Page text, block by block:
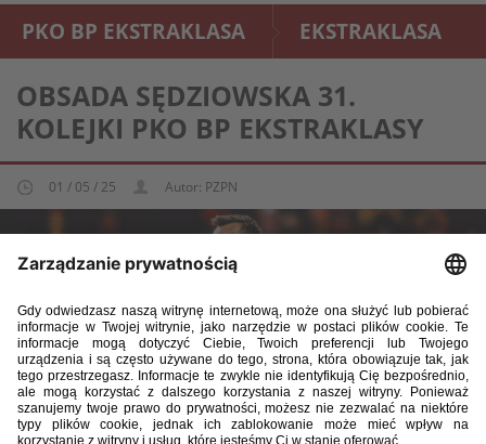
PKO BP EKSTRAKLASA EKSTRAKLASA
OBSADA SĘDZIOWSKA 31.
KOLEJKI PKO BP EKSTRAKLASY
01 / 05 / 25 Autor: PZPN